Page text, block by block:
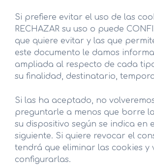
Si prefiere evitar el uso de las
RECHAZAR su uso o puede
que quiere evitar y las que
este documento le damos
ampliada al respecto de cada
su finalidad, destinatario,
Si las ha aceptado, no
preguntarle a menos que borre
su dispositivo según se indica en
siguiente. Si quiere revocar el
tendrá que eliminar las cookies y
configurarlas.